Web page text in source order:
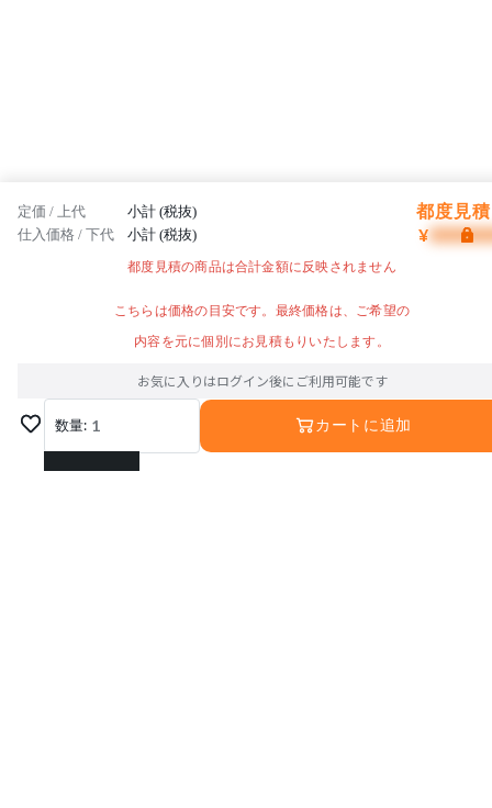
定価 / 上代 小計 (税抜) 都度見
仕入価格 / 下代 小計 (税抜) ¥
都度見積の商品は合計金額に反映されません
こちらは価格の目安です。最終価格は、ご希望の
内容を元に個別にお見積もりいたします。
お気に入りはログイン後にご利用可能です
数量: 1
1
カートに追加